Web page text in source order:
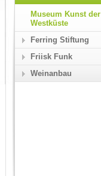
Museum Kunst der
Westküste
Ferring Stiftung
Friisk Funk
Weinanbau